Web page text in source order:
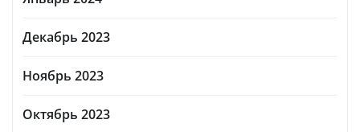
Декабрь 2023
Ноябрь 2023
Октябрь 2023